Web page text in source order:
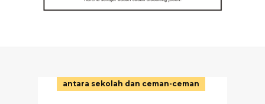
antara sekolah dan ceman-ceman